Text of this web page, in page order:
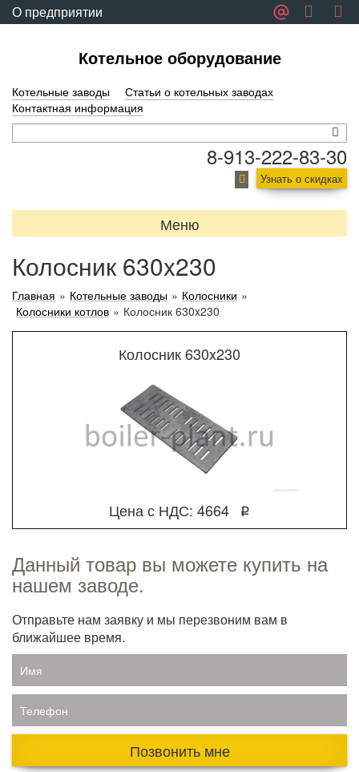
О предприятии
Котельное оборудование
Котельные заводы
Статьи о котельных заводах
Контактная информация
8-913-222-83-30
Узнать о скидках
Меню
Колосник 630x230
Главная » Котельные заводы » Колосники »
Колосники котлов » Колосник 630x230
Колосник 630x230
Цена с НДС: 4664 q
Данный товар вы можете купить на
нашем заводе.
Отправьте нам заявку и мы перезвоним вам в
ближайшее время.
Имя
Телефон
Позвонить мне